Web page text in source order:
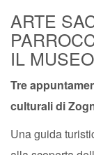
ARTE
IL
Tre
culturali di
Una guida